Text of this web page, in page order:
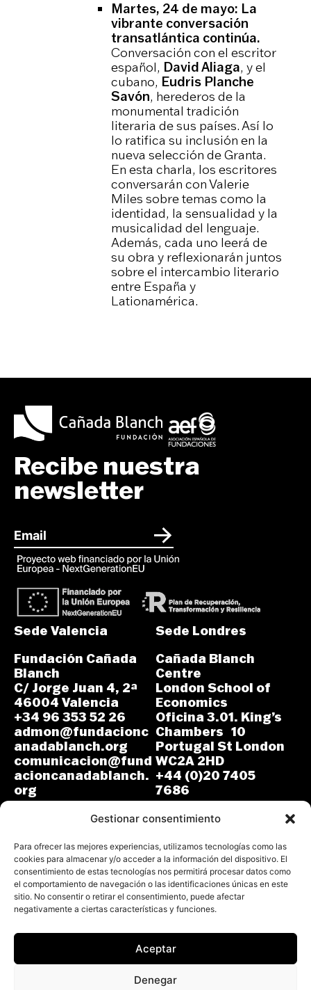
Gestionar consentimiento
Para ofrecer las mejores experiencias, utilizamos tecnologías como las
cookies para almacenar y/o acceder a la información del dispositivo. El
consentimiento de estas tecnologías nos permitirá procesar datos como
el comportamiento de navegación o las identificaciones únicas en este
sitio. No consentir o retirar el consentimiento, puede afectar
negativamente a ciertas características y funciones.
Aceptar
Denegar
Martes, 24 de mayo: La
vibrante conversación
transatlántica continúa.
Conversación con el escritor
español, David Aliaga, y el
cubano, Eudris Planche
Savón, herederos de la
monumental tradición
literaria de sus países. Así lo
lo ratifica su inclusión en la
nueva selección de Granta.
En esta charla, los escritores
conversarán con Valerie
Miles sobre temas como la
identidad, la sensualidad y la
musicalidad del lenguaje.
Además, cada uno leerá de
su obra y reflexionarán juntos
sobre el intercambio literario
entre España y
Lationamérica.
Recibe nuestra
newsletter
Sede Valencia
Fundación Cañada
Blanch
C/ Jorge Juan 4, 2ª
46004 Valencia
+34 96 353 52 26
admon@fundacionc
anadablanch.org
comunicacion@fund
acioncanadablanch.
org
Sede Londres
Cañada Blanch
Centre
London School of
Economics
Oficina 3.01. King’s
Chambers 10
Portugal St London
WC2A 2HD
+44 (0)20 7405
7686
m.osuna-
vergara@lse.ac.uk
Todos los derechos reservados.
Fundación Cañada Blanch 2026